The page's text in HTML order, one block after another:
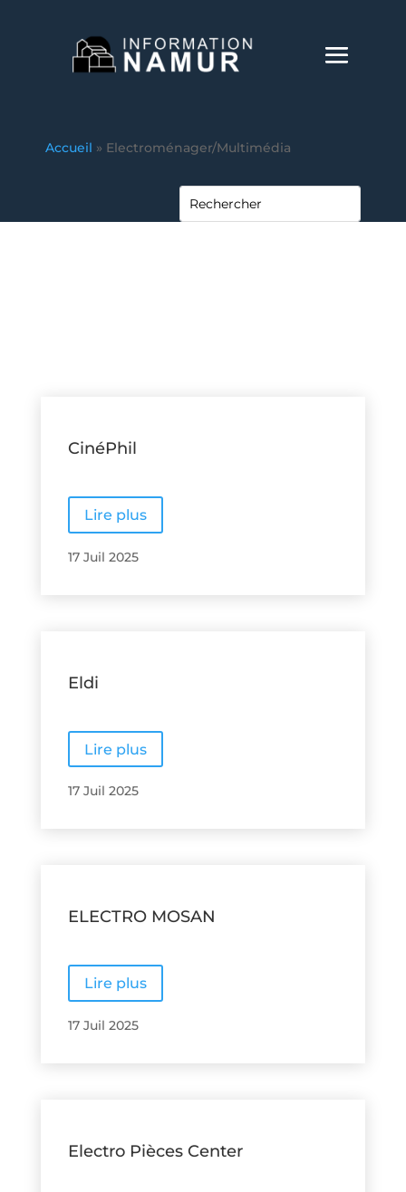
Accueil » Electroménager/Multimédia
CinéPhil
Lire plus
17 Juil 2025
Eldi
Lire plus
17 Juil 2025
ELECTRO MOSAN
Lire plus
17 Juil 2025
Electro Pièces Center